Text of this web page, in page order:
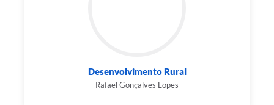
Desenvolvimento Rural
Rafael Gonçalves Lopes